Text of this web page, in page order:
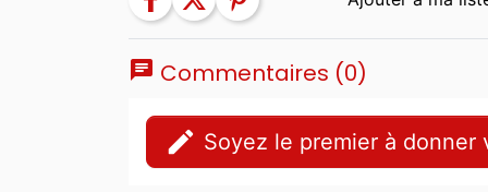
chat Commentaires (0)
edit Soyez le premier à donner